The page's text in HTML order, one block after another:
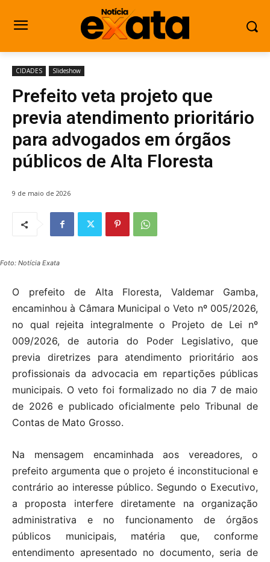
CIDADES Slideshow
Prefeito veta projeto que
previa atendimento prioritário
para advogados em órgãos
públicos de Alta Floresta
9 de maio de 2026
Foto: Notícia Exata
O prefeito de Alta Floresta, Valdemar Gamba,
encaminhou à Câmara Municipal o Veto nº 005/2026,
no qual rejeita integralmente o Projeto de Lei nº
009/2026, de autoria do Poder Legislativo, que
previa diretrizes para atendimento prioritário aos
profissionais da advocacia em repartições públicas
municipais. O veto foi formalizado no dia 7 de maio
de 2026 e publicado oficialmente pelo Tribunal de
Contas de Mato Grosso.
Na mensagem encaminhada aos vereadores, o
prefeito argumenta que o projeto é inconstitucional e
contrário ao interesse público. Segundo o Executivo,
a proposta interfere diretamente na organização
administrativa e no funcionamento de órgãos
públicos municipais, matéria que, conforme
entendimento apresentado no documento, seria de